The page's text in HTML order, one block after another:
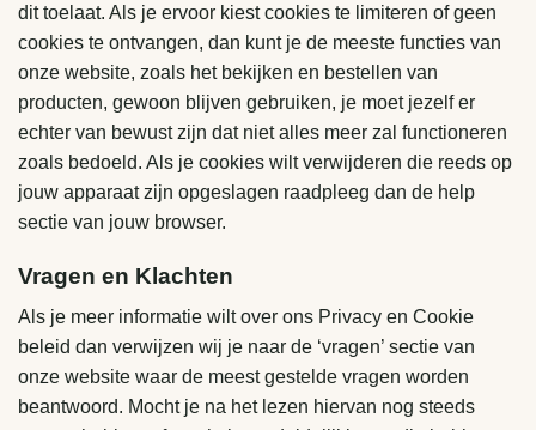
dit toelaat. Als je ervoor kiest cookies te limiteren of geen
cookies te ontvangen, dan kunt je de meeste functies van
onze website, zoals het bekijken en bestellen van
producten, gewoon blijven gebruiken, je moet jezelf er
echter van bewust zijn dat niet alles meer zal functioneren
zoals bedoeld. Als je cookies wilt verwijderen die reeds op
jouw apparaat zijn opgeslagen raadpleeg dan de help
sectie van jouw browser.
Vragen en Klachten
Als je meer informatie wilt over ons Privacy en Cookie
beleid dan verwijzen wij je naar de ‘vragen’ sectie van
onze website waar de meest gestelde vragen worden
beantwoord. Mocht je na het lezen hiervan nog steeds